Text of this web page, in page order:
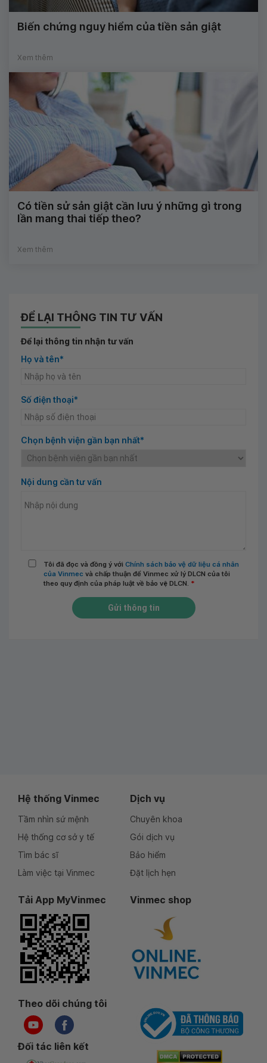
Biến chứng nguy hiểm của tiền sản giật
Xem thêm
Có tiền sử sản giật cần lưu ý những gì trong
lần mang thai tiếp theo?
Xem thêm
ĐỂ LẠI THÔNG TIN TƯ VẤN
Để lại thông tin nhận tư vấn
Họ và tên*
Số điện thoại*
Chọn bệnh viện gần bạn nhất*
Nội dung cần tư vấn
Tôi đã đọc và đồng ý với Chính sách bảo vệ dữ liệu cá nhân
của Vinmec và chấp thuận để Vinmec xử lý DLCN của tôi
theo quy định của pháp luật về bảo vệ DLCN. *
Gửi thông tin
Hệ thống Vinmec
Tầm nhìn sứ mệnh
Hệ thống cơ sở y tế
Tìm bác sĩ
Làm việc tại Vinmec
Dịch vụ
Chuyên khoa
Gói dịch vụ
Bảo hiểm
Đặt lịch hẹn
Tải App MyVinmec Vinmec shop
Theo dõi chúng tôi
Đối tác liên kết